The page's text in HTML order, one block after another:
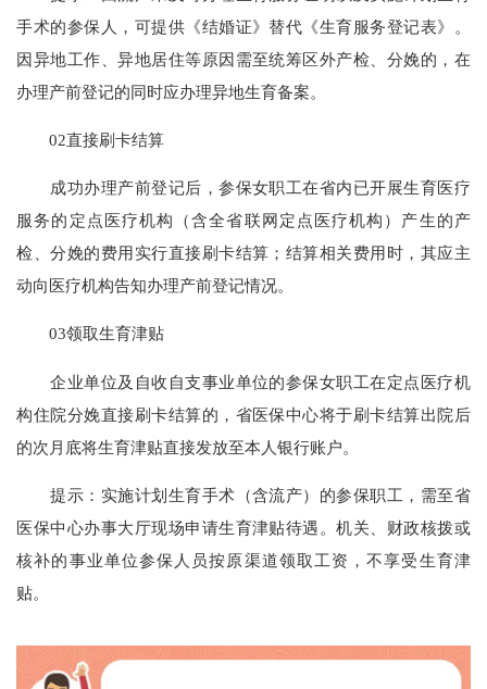
手术的参保人，可提供《结婚证》替代《生育服务登记表》。
因异地工作、异地居住等原因需至统筹区外产检、分娩的，在
办理产前登记的同时应办理异地生育备案。
02直接刷卡结算
成功办理产前登记后，参保女职工在省内已开展生育医疗
服务的定点医疗机构（含全省联网定点医疗机构）产生的产
检、分娩的费用实行直接刷卡结算；结算相关费用时，其应主
动向医疗机构告知办理产前登记情况。
03领取生育津贴
企业单位及自收自支事业单位的参保女职工在定点医疗机
构住院分娩直接刷卡结算的，省医保中心将于刷卡结算出院后
的次月底将生育津贴直接发放至本人银行账户。
提示：实施计划生育手术（含流产）的参保职工，需至省
医保中心办事大厅现场申请生育津贴待遇。机关、财政核拨或
核补的事业单位参保人员按原渠道领取工资，不享受生育津
贴。